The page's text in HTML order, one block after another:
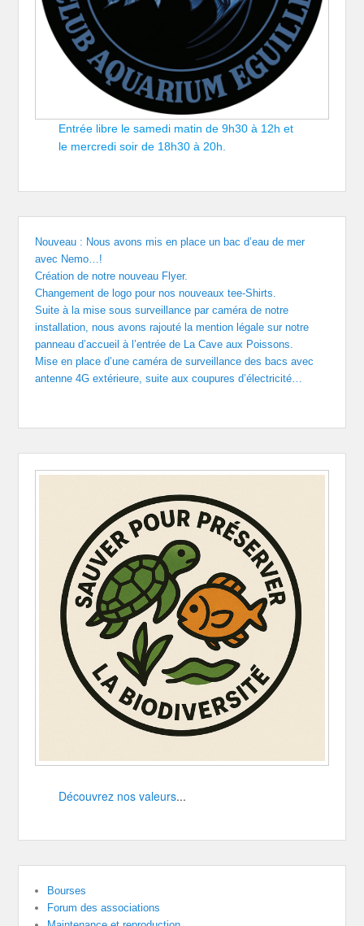
Entrée libre le samedi matin de 9h30 à 12h et
le mercredi soir de 18h30 à 20h.
Nouveau : Nous avons mis en place un bac d’eau de mer
avec Nemo…!
Création de notre nouveau Flyer.
Changement de logo pour nos nouveaux tee-Shirts.
Suite à la mise sous surveillance par caméra de notre
installation, nous avons rajouté la mention légale sur notre
panneau d’accueil à l’entrée de La Cave aux Poissons.
Mise en place d’une caméra de surveillance des bacs avec
antenne 4G extérieure, suite aux coupures d’électricité…
Découvrez nos valeurs...
Bourses
Forum des associations